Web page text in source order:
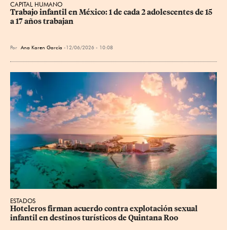
CAPITAL HUMANO
Trabajo infantil en México: 1 de cada 2 adolescentes de 15
a 17 años trabajan
Por Ana Karen García 12/06/2026 - 10:08
ESTADOS
Hoteleros firman acuerdo contra explotación sexual
infantil en destinos turísticos de Quintana Roo